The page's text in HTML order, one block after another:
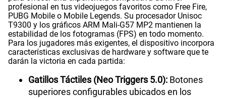
profesional en tus videojuegos favoritos como Free Fire,
PUBG Mobile o Mobile Legends. Su procesador Unisoc
T9300 y los gráficos ARM Mali-G57 MP2 mantienen la
estabilidad de los fotogramas (FPS) en todo momento.
Para los jugadores más exigentes, el dispositivo incorpora
características exclusivas de hardware y software que te
darán la victoria en cada partida:
Gatillos Táctiles (Neo Triggers 5.0): Botones
superiores configurables ubicados en los